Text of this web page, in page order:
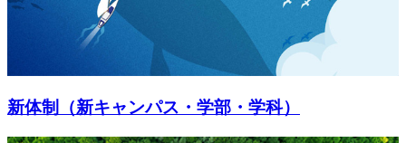
新体制（新キャンパス・学部・学科）